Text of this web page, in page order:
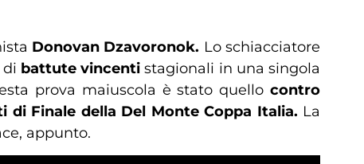
Donovan Dzavoronok. Lo schiacciatore
di battute vincenti stagionali in una singola
prova maiuscola è stato quellocontro
di Finale della Del Monte Coppa Italia. La
appunto.